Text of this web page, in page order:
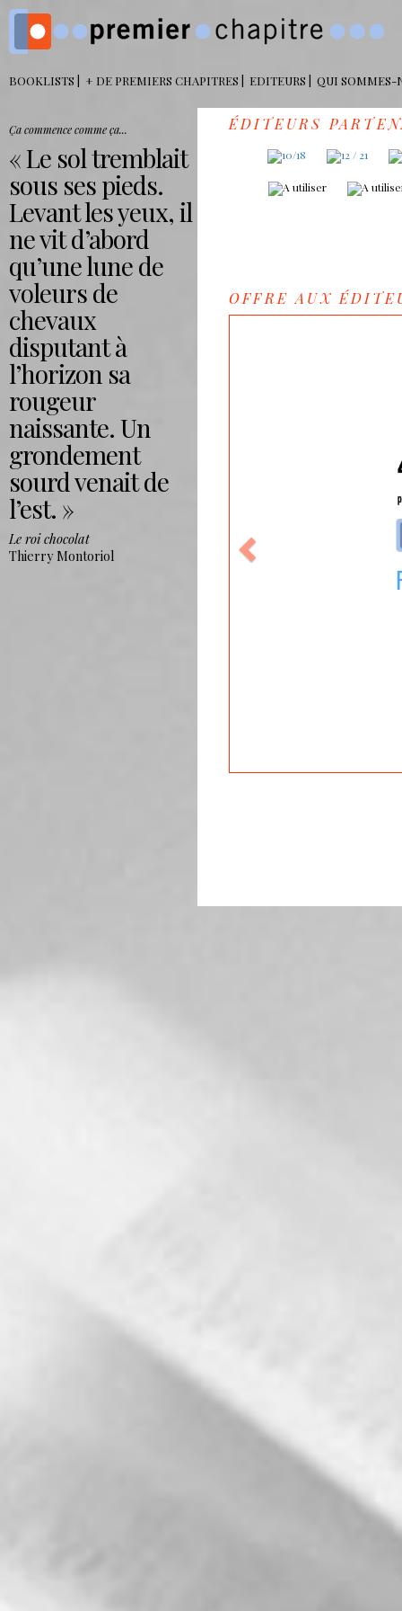
BOOKLISTS + DE PREMIERS CHAPITRES EDITEURS QUI SOMMES-
Ça commence comme ça...
Le sol tremblait
sous ses pieds.
Levant les yeux, il
ne vit d’abord
qu’une lune de
voleurs de
chevaux
disputant à
l’horizon sa
rougeur
naissante. Un
grondement
sourd venait de
l’est.
Le roi chocolat
Thierry Montoriol
ÉDITEURS
OFFRE AUX
Previous